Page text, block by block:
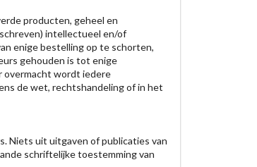
producten, geheel en
intellectueel en/of
enige bestelling op te schorten,
gehouden is tot enige
overmacht wordt iedere
de wet, rechtshandeling of in het
Niets uit uitgaven of publicaties van
schriftelijke toestemming van